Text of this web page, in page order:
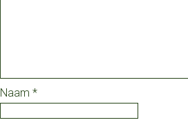
Naam *